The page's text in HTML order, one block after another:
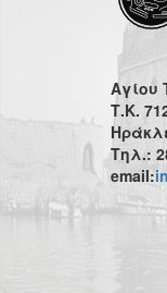
Αγίου
Τ.Κ.
Τηλ.:
email: